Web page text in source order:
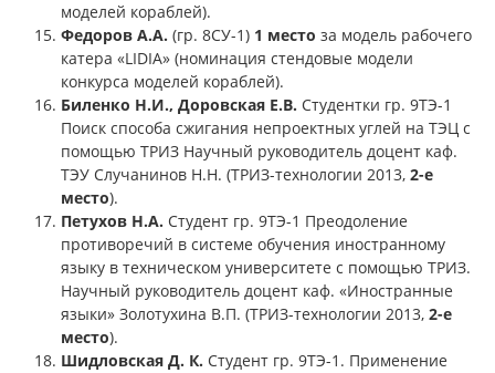
моделей кораблей).
Федоров А.А. (гр. 8СУ-1) 1 место за модель рабочего
катера «LIDIA» (номинация стендовые модели
конкурса моделей кораблей).
Биленко Н.И., Доровская Е.В. Студентки гр. 9ТЭ-1
Поиск способа сжигания непроектных углей на ТЭЦ с
помощью ТРИЗ Научный руководитель доцент каф.
ТЭУ Случанинов Н.Н. (ТРИЗ-технологии 2013, 2-е
место).
Петухов Н.А. Студент гр. 9ТЭ-1 Преодоление
противоречий в системе обучения иностранному
языку в техническом университете с помощью ТРИЗ.
Научный руководитель доцент каф. «Иностранные
языки» Золотухина В.П. (ТРИЗ-технологии 2013, 2-е
место).
Шидловская Д. К. Студент гр. 9ТЭ-1. Применение